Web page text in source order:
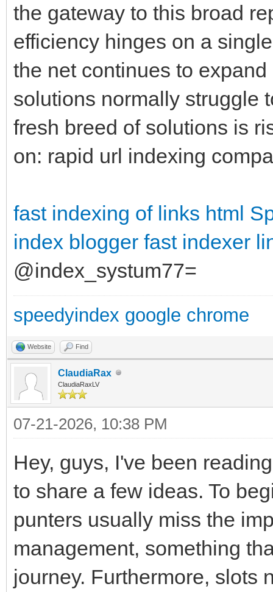
the gateway to this broad
efficiency hinges on a
the net continues to
solutions normally struggle
fresh breed of solutions is
on: rapid url indexing
fast indexing of links html
index blogger fast indexer
@index_systum77=
speedyindex google chrome
Website Find
ClaudiaRax
ClaudiaRaxLV
07-21-2026, 10:38 PM
Hey, guys, I've been
to share a few ideas. To
punters usually miss the
management, something
journey. Furthermore, slots